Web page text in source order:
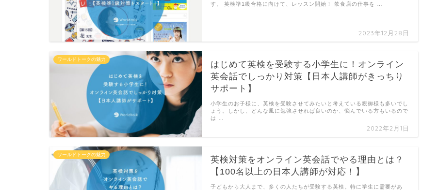
2023年12月28日
す。 英検準1級合格に向けて、レッスン開始！ 飲食店の仕事を …
ワールドトークの魅力
はじめて英検を受験する小学生に！オンライン
英会話でしっかり対策【日本人講師がきっちり
サポート】
2022年2月1日
小学生のお子様に、英検を受験させてみたいと考えている親御様も多いでし
ょう。しかし、どんな風に勉強させれば良いのか、悩んでいる方もいるので
は …
ワールドトークの魅力
英検対策をオンライン英会話でやる理由とは？
【100名以上の日本人講師が対応！】
子どもから大人まで、多くの人たちが受験する英検。特に学生に需要があ